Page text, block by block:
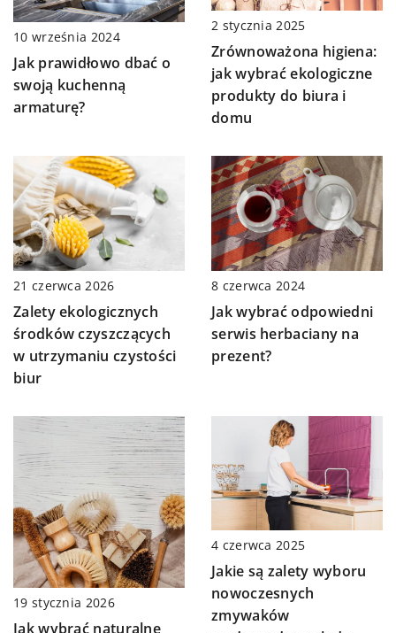
10 września 2024
Jak prawidłowo dbać o
swoją kuchenną
armaturę?
2 stycznia 2025
Zrównoważona higiena:
jak wybrać ekologiczne
produkty do biura i
domu
21 czerwca 2026
Zalety ekologicznych
środków czyszczących
w utrzymaniu czystości
biur
8 czerwca 2024
Jak wybrać odpowiedni
serwis herbaciany na
prezent?
19 stycznia 2026
Jak wybrać naturalne
4 czerwca 2025
Jakie są zalety wyboru
nowoczesnych
zmywaków